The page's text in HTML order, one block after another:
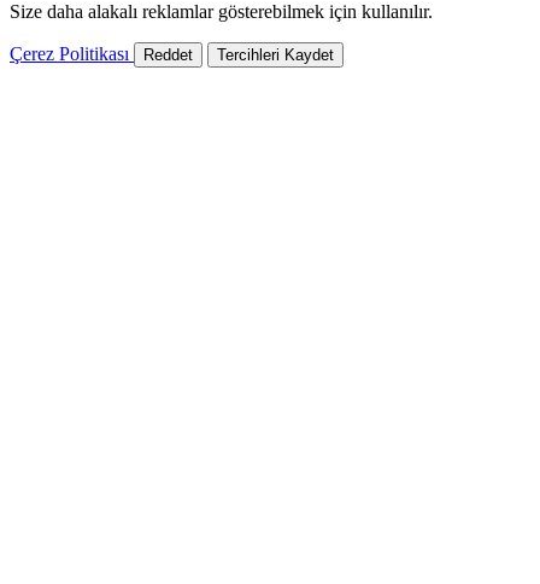
Size daha alakalı reklamlar gösterebilmek için kullanılır.
Çerez Politikası Reddet Tercihleri Kaydet